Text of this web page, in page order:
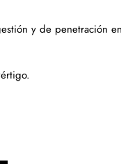
y de penetración